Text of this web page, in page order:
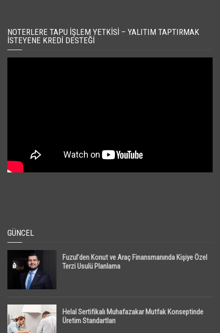
NOTERLERE TAPU İŞLEM YETKISI – YALITIM TAPTIRMAK
İSTEYENE KREDI DESTEĞI
GÜNCEL
Fuzul’den Konut ve Araç Finansmanında Kişiye Özel
Terzi Usulü Planlama
Helal Sertifikalı Muhafazakar Mutfak Konseptinde
Üretim Standartları